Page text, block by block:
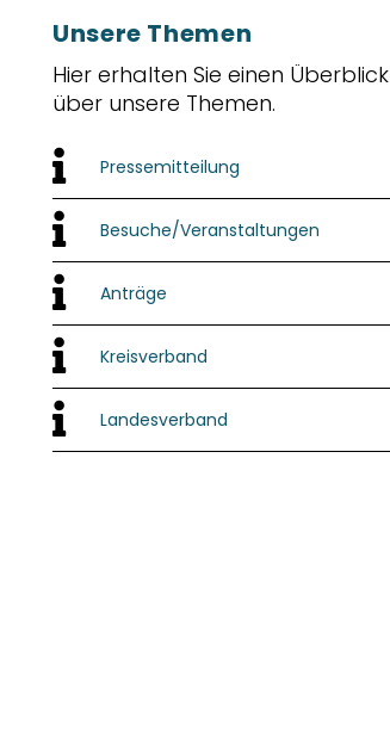
Unsere Themen
Hier erhalten Sie einen Überblick
über unsere Themen.
Pressemitteilung
Besuche/Veranstaltungen
Anträge
Kreisverband
Landesverband